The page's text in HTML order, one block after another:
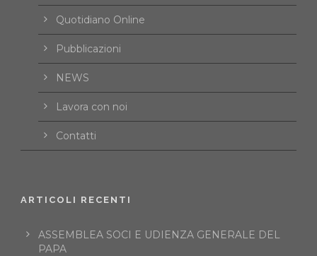
Quotidiano Online
Pubblicazioni
NEWS
Lavora con noi
Contatti
ARTICOLI RECENTI
ASSEMBLEA SOCI E UDIENZA GENERALE DEL
PAPA